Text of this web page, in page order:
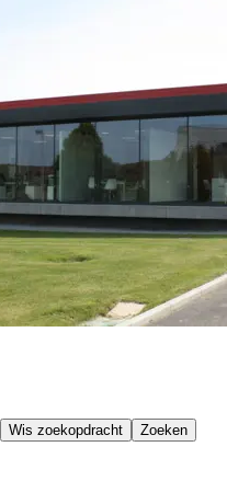
Wis zoekopdracht Zoeken